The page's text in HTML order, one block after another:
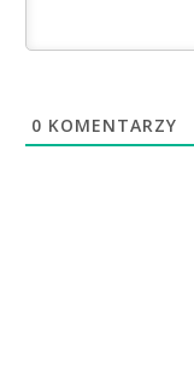
0 KOMENTARZY